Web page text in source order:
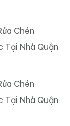
Chén
Tại Nhà Quận
Chén
Tại Nhà Quận